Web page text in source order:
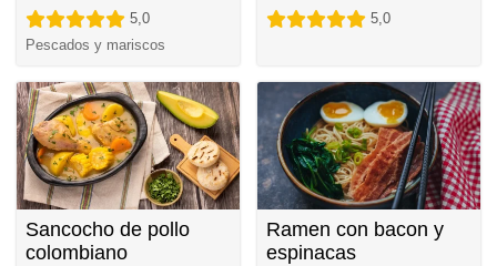
5,0
Pescados y mariscos
5,0
Sancocho de pollo
colombiano
Ramen con bacon y
espinacas